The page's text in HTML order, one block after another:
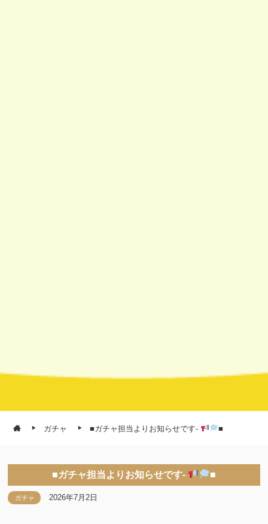
ガチャ ■ガチャ担当よりお知らせです- ■
■ガチャ担当よりお知らせです- ■
ガチャ 2026年7月2日